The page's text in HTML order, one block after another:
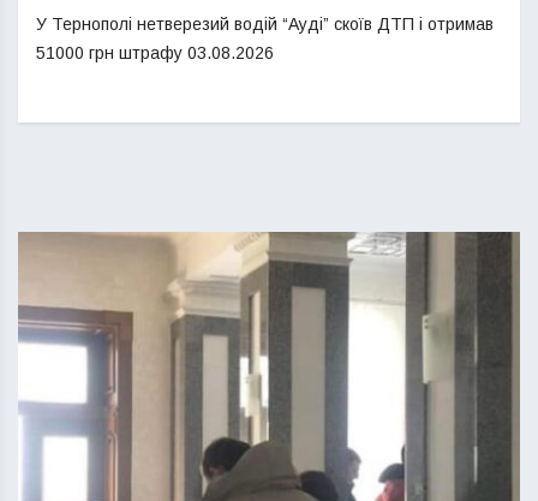
У Тернополі нетверезий водій “Ауді” скоїв ДТП і отримав
51000 грн штрафу 03.08.2026